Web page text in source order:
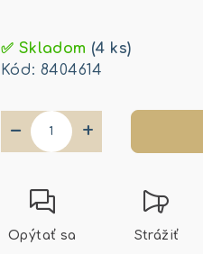
cena:
✅ Skladom (4 ks)
Kód: 8404614
+
−
Opýtať sa Strážiť